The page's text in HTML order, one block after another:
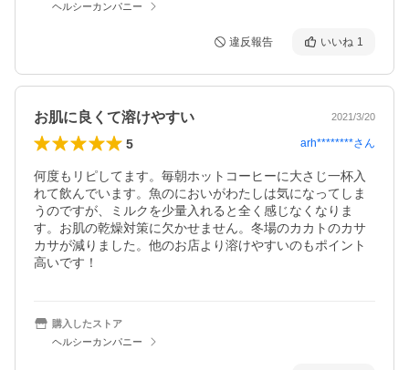
ヘルシーカンパニー
違反報告 いいね 1
お肌に良くて溶けやすい 2021/3/20
5 arh********さん
何度もリピしてます。毎朝ホットコーヒーに大さじ一杯入
れて飲んでいます。魚のにおいがわたしは気になってしま
うのですが、ミルクを少量入れると全く感じなくなりま
す。お肌の乾燥対策に欠かせません。冬場のカカトのカサ
カサが減りました。他のお店より溶けやすいのもポイント
高いです！
購入したストア
ヘルシーカンパニー